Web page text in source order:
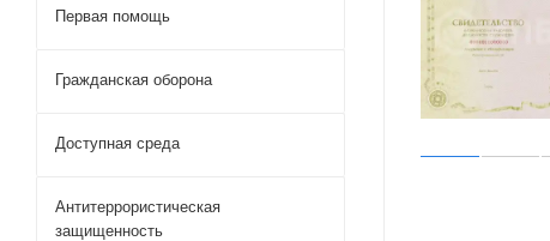
Первая помощь
Гражданская оборона
Доступная среда
Антитеррористическая
защищенность